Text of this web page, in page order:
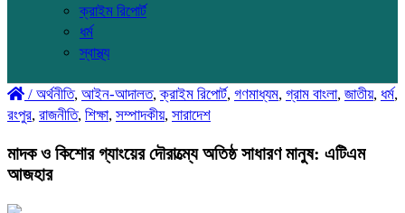
ক্রাইম রিপোর্ট
ধর্ম
স্বাস্থ্য
/ অর্থনীতি, আইন-আদালত,ক্রাইম রিপোর্ট, গণমাধ্যম, গ্রাম বাংলা, জাতীয়, ধর্ম,
রংপুর, রাজনীতি, শিক্ষা, সম্পাদকীয়, সারাদেশ
মাদক ও কিশোর গ্যাংয়ের দৌরাত্ম্যে অতিষ্ঠ সাধারণ মানুষ: এটিএম
আজহার